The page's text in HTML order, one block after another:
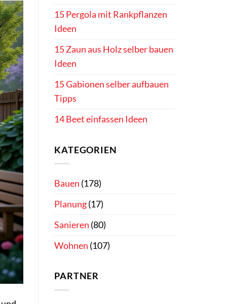
15 Pergola mit Rankpflanzen
Ideen
15 Zaun aus Holz selber bauen
Ideen
15 Gabionen selber aufbauen
Tipps
14 Beet einfassen Ideen
KATEGORIEN
Bauen (178)
Planung(17)
Sanieren (80)
Wohnen (107)
PARTNER